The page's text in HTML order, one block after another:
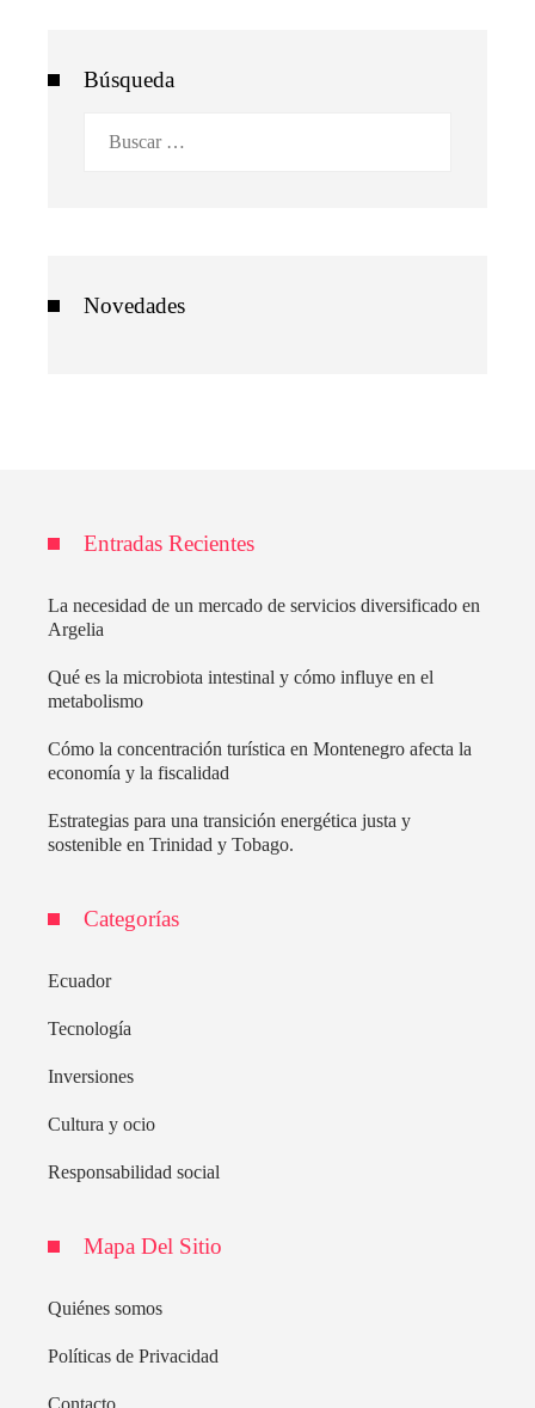
Búsqueda
Novedades
Entradas Recientes
La necesidad de un mercado de servicios diversificado en
Argelia
Qué es la microbiota intestinal y cómo influye en el
metabolismo
Cómo la concentración turística en Montenegro afecta la
economía y la fiscalidad
Estrategias para una transición energética justa y
sostenible en Trinidad y Tobago.
Categorías
Ecuador
Tecnología
Inversiones
Cultura y ocio
Responsabilidad social
Mapa Del Sitio
Quiénes somos
Políticas de Privacidad
Contacto